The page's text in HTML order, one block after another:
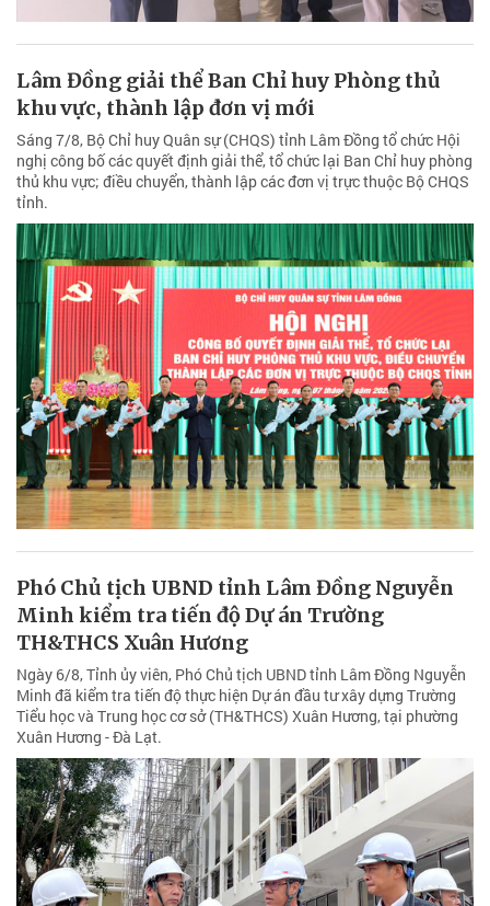
Lâm Đồng giải thể Ban Chỉ huy Phòng thủ
khu vực, thành lập đơn vị mới
Sáng 7/8, Bộ Chỉ huy Quân sự (CHQS) tỉnh Lâm Đồng tổ chức Hội
nghị công bố các quyết định giải thể, tổ chức lại Ban Chỉ huy phòng
thủ khu vực; điều chuyển, thành lập các đơn vị trực thuộc Bộ CHQS
tỉnh.
Phó Chủ tịch UBND tỉnh Lâm Đồng Nguyễn
Minh kiểm tra tiến độ Dự án Trường
TH&THCS Xuân Hương
Ngày 6/8, Tỉnh ủy viên, Phó Chủ tịch UBND tỉnh Lâm Đồng Nguyễn
Minh đã kiểm tra tiến độ thực hiện Dự án đầu tư xây dựng Trường
Tiểu học và Trung học cơ sở (TH&THCS) Xuân Hương, tại phường
Xuân Hương - Đà Lạt.